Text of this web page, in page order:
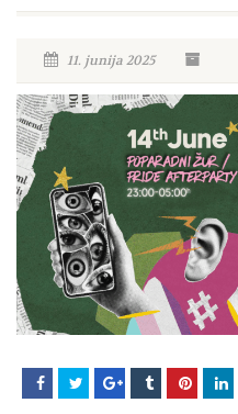
11. junija 2025